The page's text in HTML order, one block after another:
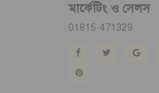
মার্কেটিং ও সেলস
01815-471329